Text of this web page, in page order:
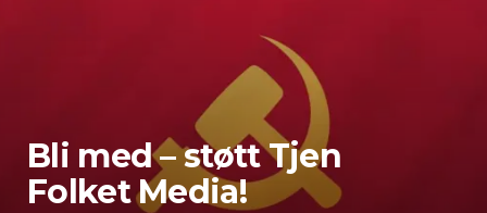
Bli med – støtt Tjen
Folket Media!